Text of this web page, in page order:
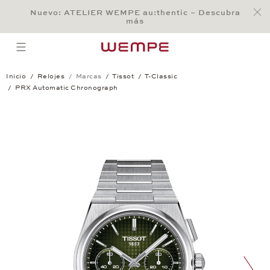
Main Content
Main Menu
Search
Footer
Nuevo: ATELIER WEMPE au:thentic – Descubra
más
open menu
Inicio Relojes Marcas Tissot
T-Classic
PRX Automatic Chronograph